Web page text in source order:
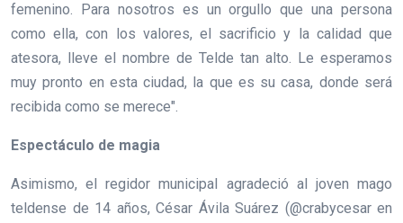
femenino. Para nosotros es un orgullo que una persona
como ella, con los valores, el sacrificio y la calidad que
atesora, lleve el nombre de Telde tan alto. Le esperamos
muy pronto en esta ciudad, la que es su casa, donde será
recibida como se merece".
Espectáculo de magia
Asimismo, el regidor municipal agradeció al joven mago
teldense de 14 años, César Ávila Suárez (@crabycesar en